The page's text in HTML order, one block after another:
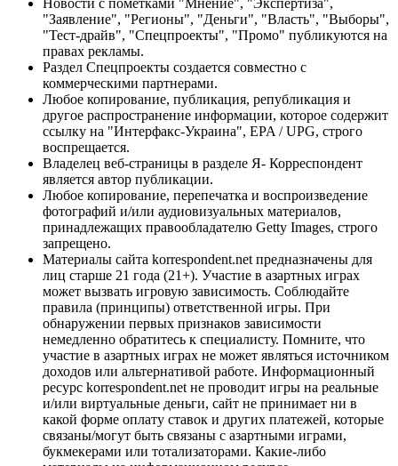
Новости с пометками "Мнение", "Экспертиза",
"Заявление", "Регионы", "Деньги", "Власть", "Выборы",
"Тест-драйв", "Спецпроекты", "Промо" публикуются на
правах рекламы.
Раздел Спецпроекты создается совместно с
коммерческими партнерами.
Любое копирование, публикация, републикация и
другое распространение информации, которое содержит
ссылку на "Интерфакс-Украина", EPA / UPG, строго
воспрещается.
Владелец веб-страницы в разделе Я- Корреспондент
является автор публикации.
Любое копирование, перепечатка и воспроизведение
фотографий и/или аудиовизуальных материалов,
принадлежащих правообладателю Getty Images, строго
запрещено.
Материалы сайта korrespondent.net предназначены для
лиц старше 21 года (21+). Участие в азартных играх
может вызвать игровую зависимость. Соблюдайте
правила (принципы) ответственной игры. При
обнаружении первых признаков зависимости
немедленно обратитесь к специалисту. Помните, что
участие в азартных играх не может являться источником
доходов или альтернативой работе. Информационный
ресурс korrespondent.net не проводит игры на реальные
и/или виртуальные деньги, сайт не принимает ни в
какой форме оплату ставок и других платежей, которые
связаны/могут быть связаны с азартными играми,
букмекерами или тотализаторами. Какие-либо